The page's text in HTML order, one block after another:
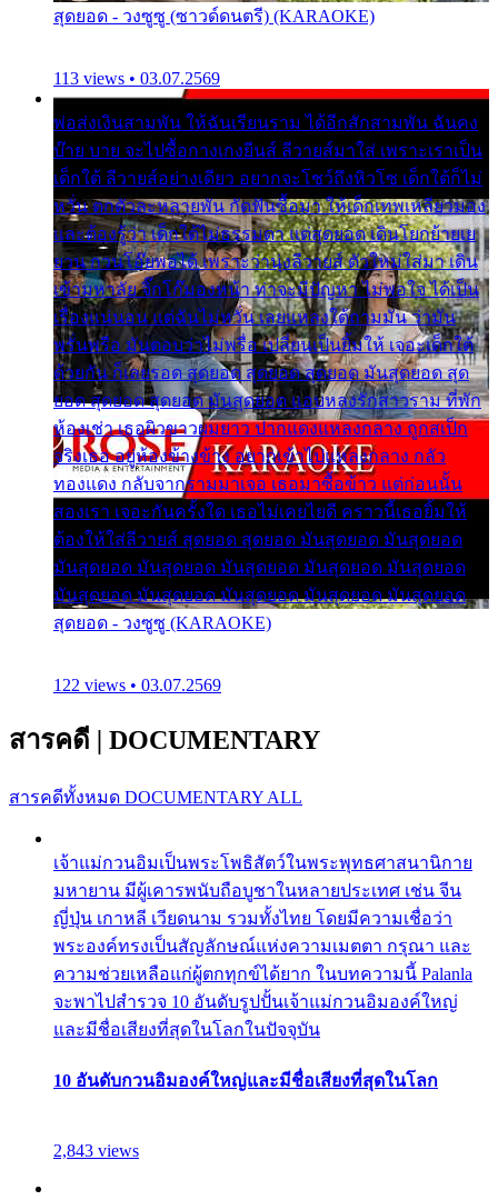
สุดยอด - วงซูซู (ซาวด์ดนตรี) (KARAOKE)
113 views • 03.07.2569
พ่อส่งเงินสามพัน ให้ฉันเรียนราม ได้อีกสักสามพัน ฉันคง
บ๊าย บาย จะไปซื้อกางเกงยีนส์ ลีวายส์มาใส่ เพราะเราเป็น
เด็กใต้ ลีวายส์อย่างเดียว อยากจะโชว์ถึงหิวโซ เด็กใต้ก็ไม่
หวั่น ตกตัวละหลายพัน กัดฟันซื้อมา ให้เด็กเทพเหลียวมอง
และต้องรู้ว่า เด็กใต้ไม่ธรรมดา แต่สุดยอด เดินโยกย้ายเย
ยวน กวนโอ๊ยพอได้ เพราะว่านุ่งลีวายส์ ตัวใหม่ใส่มา เดิน
เข้ามหาลัย จิ๊กโก๊มองหน้า ท่าจะมีปัญหา ไม่พอใจ ได้เป็น
เรื่องแน่นอน แต่ฉันไม่หวั่น เลยแหลงใต้ถามมัน ว่ามัน
พรั่นพรือ มันตอบว่าไม่พรื่อ เปลี่ยนเป็นยิ้มให้ เจอะเด็กใต้
ด้วยกัน ก็เลยรอด สุดยอด สุดยอด สุดยอด มันสุดยอด สุด
ยอด สุดยอด สุดยอด มันสุดยอด แอบหลงรักสาวราม ที่พัก
ห้องเช่า เธอผิวขาวผมยาว ปากแดงแหลงกลาง ถูกสเป็ก
จริงเธอ อยู่ห้องข้างข้าง อยากเข้าไปแหลงกลาง กลัว
ทองแดง กลับจากรามมาเจอ เธอมาซื้อข้าว แต่ก่อนนั้น
สองเรา เจอะกันครั้งใด เธอไม่เคยไยดี คราวนี้เธอยิ้มให้
ต้องให้ใส่ลีวายส์ สุดยอด สุดยอด มันสุดยอด มันสุดยอด
มันสุดยอด มันสุดยอด มันสุดยอด มันสุดยอด มันสุดยอด
มันสุดยอด มันสุดยอด มันสุดยอด มันสุดยอด มันสุดยอด
สุดยอด - วงซูซู (KARAOKE)
122 views • 03.07.2569
สารคดี | DOCUMENTARY
สารคดีทั้งหมด DOCUMENTARY ALL
เจ้าแม่กวนอิมเป็นพระโพธิสัตว์ในพระพุทธศาสนานิกาย
มหายาน มีผู้เคารพนับถือบูชาในหลายประเทศ เช่น จีน
ญี่ปุ่น เกาหลี เวียดนาม รวมทั้งไทย โดยมีความเชื่อว่า
พระองค์ทรงเป็นสัญลักษณ์แห่งความเมตตา กรุณา และ
ความช่วยเหลือแก่ผู้ตกทุกข์ได้ยาก ในบทความนี้ Palanla
จะพาไปสำรวจ 10 อันดับรูปปั้นเจ้าแม่กวนอิมองค์ใหญ่
และมีชื่อเสียงที่สุดในโลกในปัจจุบัน
10 อันดับกวนอิมองค์ใหญ่และมีชื่อเสียงที่สุดในโลก
2,843 views